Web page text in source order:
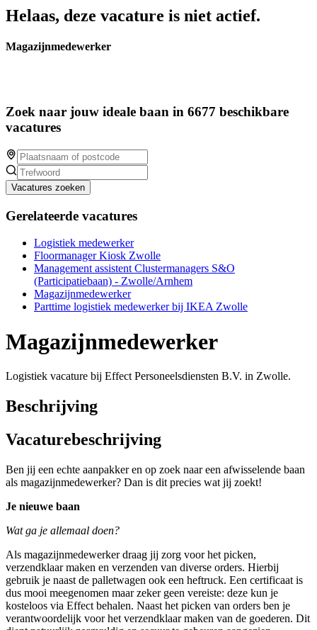
Helaas, deze vacature is niet actief.
Magazijnmedewerker
Zoek naar jouw ideale baan in 6677 beschikbare
vacatures
Vacatures zoeken
Gerelateerde vacatures
Logistiek medewerker
Floormanager Kiosk Zwolle
Management assistent Clustermanagers S&O
(Participatiebaan) - Zwolle/Arnhem
Magazijnmedewerker
Parttime logistiek medewerker bij IKEA Zwolle
Magazijnmedewerker
Logistiek vacature bij Effect Personeelsdiensten B.V. in Zwolle.
Beschrijving
Vacaturebeschrijving
Ben jij een echte aanpakker en op zoek naar een afwisselende baan
als magazijnmedewerker? Dan is dit precies wat jij zoekt!
Je nieuwe baan
Wat ga je allemaal doen?
Als magazijnmedewerker draag jij zorg voor het picken,
verzendklaar maken en verzenden van diverse orders. Hierbij
gebruik je naast de palletwagen ook een heftruck. Een certificaat is
dus mooi meegenomen maar zeker geen vereiste: deze kun je
kosteloos via Effect behalen. Naast het picken van orders ben je
verantwoordelijk voor het verzendklaar maken van de goederen. Dit